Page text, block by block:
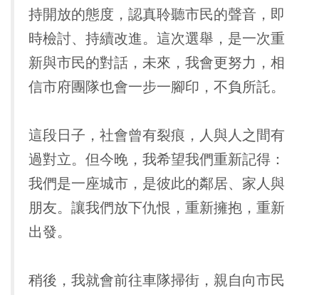
持開放的態度，認真聆聽市民的聲音，即
時檢討、持續改進。這次選舉，是一次重
新與市民的對話，未來，我會更努力，相
信市府團隊也會一步一腳印，不負所託。
這段日子，社會曾有裂痕，人與人之間有
過對立。但今晚，我希望我們重新記得：
我們是一座城市，是彼此的鄰居、家人與
朋友。讓我們放下仇恨，重新擁抱，重新
出發。
稍後，我就會前往車隊掃街，親自向市民